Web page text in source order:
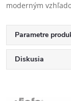
moderným
Parametre
Diskusia